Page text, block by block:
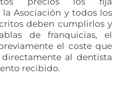
Asociación y todos los
deben cumplirlos y
de franquicias, el
el coste que
al dentista
recibido.